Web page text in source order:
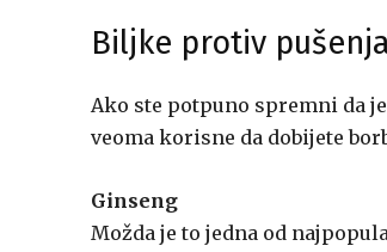
Biljke protiv pušenja
Ako ste potpuno spremni da
veoma korisne da dobijete
Ginseng
Možda je to jedna od